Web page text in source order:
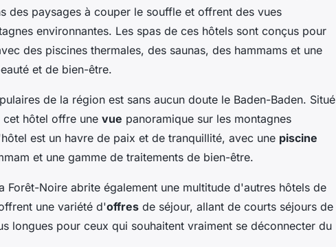
des paysages à couper le souffle et offrent des vues
environnantes. Les spas de ces hôtels sont conçus pour
des piscines thermales, des saunas, des hammams et une
et de bien-être.
de la région est sans aucun doute le Baden-Baden. Situé
hôtel offre une vue panoramique sur les montagnes
est un havre de paix et de tranquillité, avec une piscine
et une gamme de traitements de bien-être.
Forêt-Noire abrite également une multitude d'autres hôtels de
une variété d'offres de séjour, allant de courts séjours de
longues pour ceux qui souhaitent vraiment se déconnecter du